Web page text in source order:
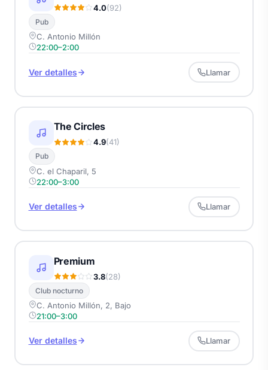
4.0(92)
Pub
C. Antonio Millón
22:00–2:00
Ver detalles Llamar
The Circles
4.9(41)
Pub
C. el Chaparil, 5
22:00–3:00
Ver detalles Llamar
Premium
3.8(28)
Club nocturno
C. Antonio Millón, 2, Bajo
21:00–3:00
Ver detalles Llamar